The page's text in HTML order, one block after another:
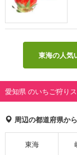
東海の人気
愛知県 のいちご狩り
周辺の都道府県か
東海